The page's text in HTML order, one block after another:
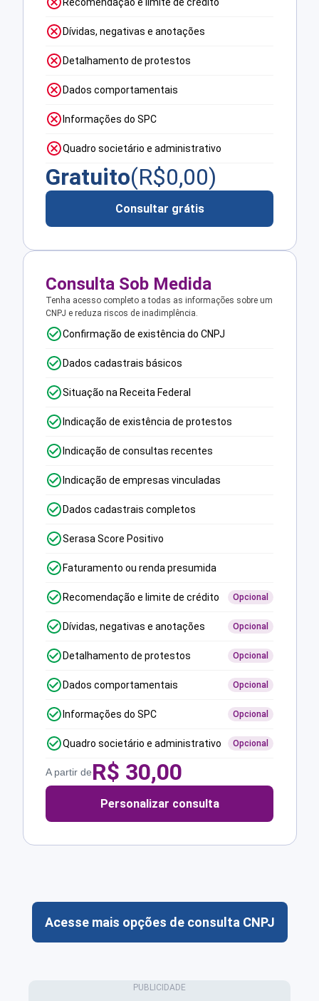
Recomendação e limite de crédito
Dívidas, negativas e anotações
Detalhamento de protestos
Dados comportamentais
Informações do SPC
Quadro societário e administrativo
Gratuito(R$0,00)
Consultar grátis
Consulta Sob Medida
Tenha acesso completo a todas as informações sobre um
CNPJ e reduza riscos de inadimplência.
Confirmação de existência do CNPJ
Dados cadastrais básicos
Situação na Receita Federal
Indicação de existência de protestos
Indicação de consultas recentes
Indicação de empresas vinculadas
Dados cadastrais completos
Serasa Score Positivo
Faturamento ou renda presumida
Recomendação e limite de crédito Opcional
Dívidas, negativas e anotações Opcional
Detalhamento de protestos Opcional
Dados comportamentais Opcional
Informações do SPC Opcional
Quadro societário e administrativo Opcional
A partir deR$ 30,00
Personalizar consulta
Acesse mais opções de consulta CNPJ